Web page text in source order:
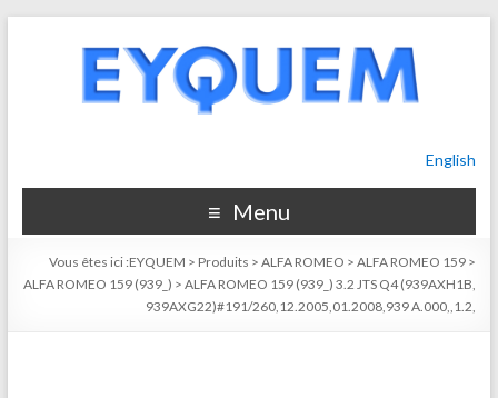
English
Menu
Vous êtes ici :EYQUEM > Produits >ALFA ROMEO >ALFA ROMEO 159 >
ALFA ROMEO 159 (939_) >ALFA ROMEO 159 (939_) 3.2 JTS Q4 (939AXH1B,
939AXG22)#191/260,12.2005,01.2008,939 A.000,,1.2,